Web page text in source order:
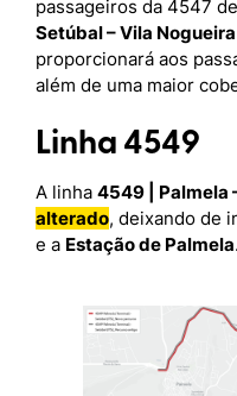
passageiros da 4547
Setúbal – Vila
proporcionará aos
além de uma maior
Linha 4549
A linha 4549 | Palmela
alterado, deixando de
e a Estação de Palmela.